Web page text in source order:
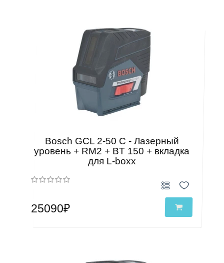
Bosch GCL 2-50 C - Лазерный
уровень + RM2 + BT 150 + вкладка
для L-boxx
25090₽